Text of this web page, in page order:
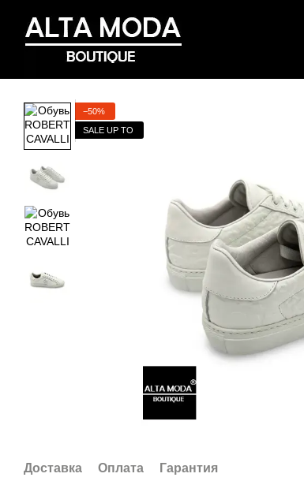
−50%
SALE UP TO
Доставка Оплата Гарантия